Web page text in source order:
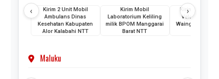
‹
Kirim 2 Unit Mobil
Ambulans Dinas
Kesehatan Kabupaten
Alor Kalabahi NTT
Kirim Mobil
Laboratorium Keliling
milik BPOM Manggarai
Barat NTT
Kirim Mobil
Veloz //
Waingapu
›
Maluku